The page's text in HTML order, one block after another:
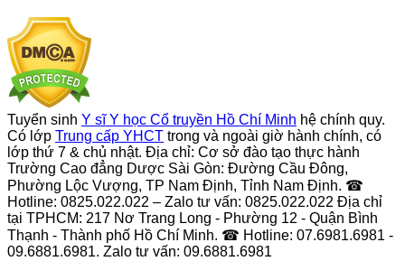
Tuyển sinh Y sĩ Y học Cổ truyền Hồ Chí Minh hệ chính quy.
Có lớp Trung cấp YHCT trong và ngoài giờ hành chính, có
lớp thứ 7 & chủ nhật. Địa chỉ: Cơ sở đào tạo thực hành
Trường Cao đẳng Dược Sài Gòn: Đường Cầu Đông,
Phường Lộc Vượng, TP Nam Định, Tỉnh Nam Định. ☎
Hotline: 0825.022.022 – Zalo tư vấn: 0825.022.022 Địa chỉ
tại TPHCM: 217 Nơ Trang Long - Phường 12 - Quận Bình
Thạnh - Thành phố Hồ Chí Minh. ☎ Hotline: 07.6981.6981 -
09.6881.6981. Zalo tư vấn: 09.6881.6981